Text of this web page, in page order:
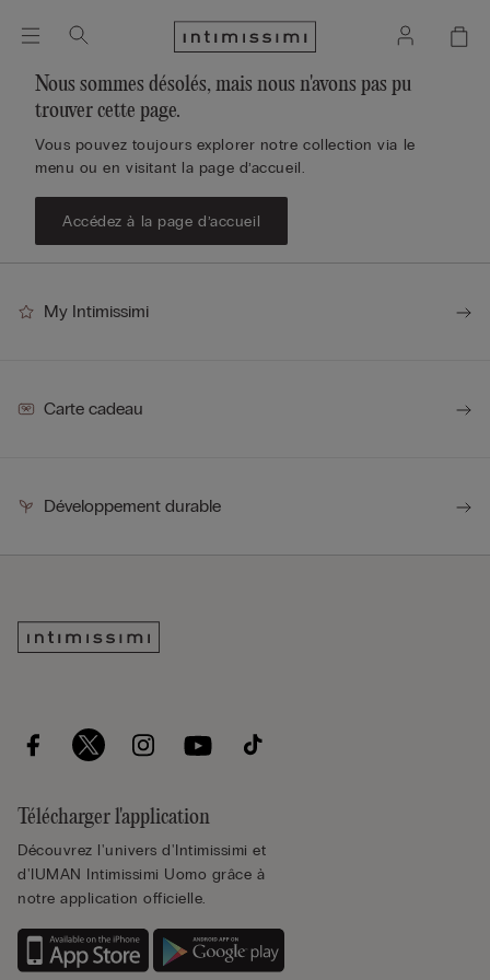
Nous sommes désolés, mais nous n'avons pas pu
trouver cette page.
Vous pouvez toujours explorer notre collection via le
menu ou en visitant la page d’accueil.
Accédez à la page d’accueil
My Intimissimi
Carte cadeau
Développement durable
Télécharger l'application
Découvrez l'univers d'Intimissimi et
d'IUMAN Intimissimi Uomo grâce à
notre application officielle.